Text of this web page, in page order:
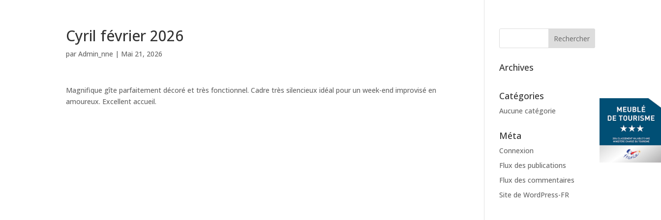
Cyril février 2026
parAdmin_nne | Mai 21, 2026
Magnifique gîte parfaitement décoré et très fonctionnel. Cadre très silencieux idéal pour un week-end improvisé en
amoureux. Excellent accueil.
Archives
Catégories
Aucune catégorie
Méta
Connexion
Flux des publications
Flux des commentaires
Site de WordPress-FR